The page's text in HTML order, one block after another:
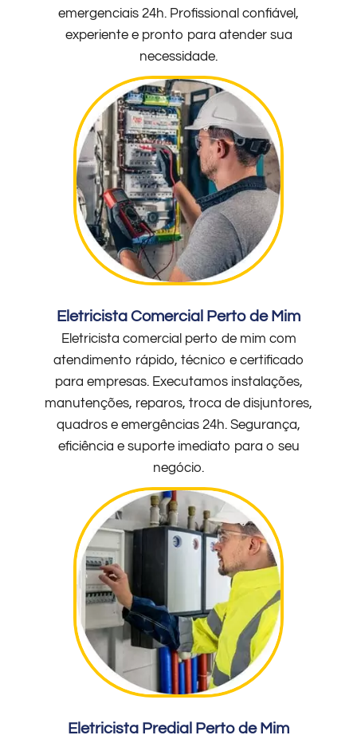
emergenciais 24h. Profissional confiável,
experiente e pronto para atender sua
necessidade.
Eletricista Comercial Perto de Mim
Eletricista comercial perto de mim com
atendimento rápido, técnico e certificado
para empresas. Executamos instalações,
manutenções, reparos, troca de disjuntores,
quadros e emergências 24h. Segurança,
eficiência e suporte imediato para o seu
negócio.
Eletricista Predial Perto de Mim